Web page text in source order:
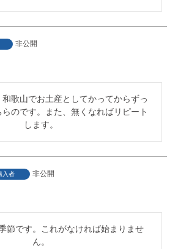
非公開
歌山でお土産としてかってからずっ
のです。また、無くなればリピート
します。
入者
非公開
節です。これがなければ始まりませ
ん。